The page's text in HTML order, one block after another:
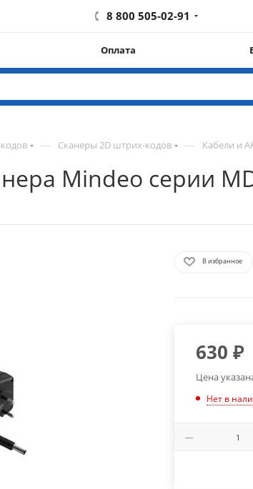
8 800 505-02-91
Оплата
— Сканеры 2D штрих-кодов — Кабели и
Mindeo серии
В избранное
630 ₽
Цена
Нет в